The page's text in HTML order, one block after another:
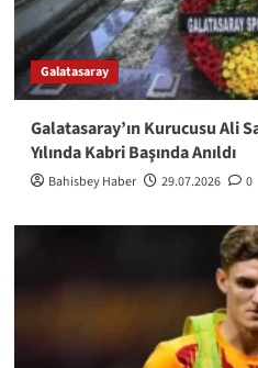
Galatasaray
Galatasaray’ın Kurucusu Ali
Yılında Kabri Başında Anıldı
Bahisbey Haber 29.07.2026 0